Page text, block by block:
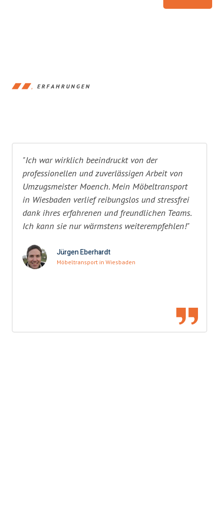
ERFAHRUNGEN
"Ich war wirklich beeindruckt von der
professionellen und zuverlässigen Arbeit von
Umzugsmeister Moench. Mein Möbeltransport
in Wiesbaden verlief reibungslos und stressfrei
dank ihres erfahrenen und freundlichen Teams.
Ich kann sie nur wärmstens weiterempfehlen!"
Jürgen Eberhardt
Möbeltransport in Wiesbaden